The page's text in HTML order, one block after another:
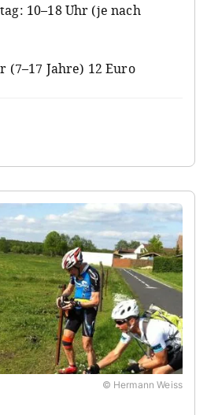
10–18 Uhr (je nach
(7–17 Jahre) 12 Euro
© Hermann Weiss